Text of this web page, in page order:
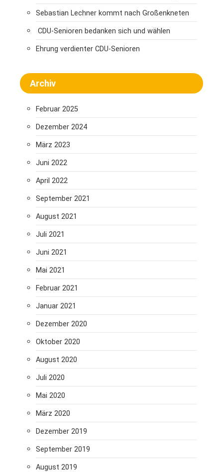
Sebastian Lechner kommt nach Großenkneten
CDU-Senioren bedanken sich und wählen
Ehrung verdienter CDU-Senioren
Archiv
Februar 2025
Dezember 2024
März 2023
Juni 2022
April 2022
September 2021
August 2021
Juli 2021
Juni 2021
Mai 2021
Februar 2021
Januar 2021
Dezember 2020
Oktober 2020
August 2020
Juli 2020
Mai 2020
März 2020
Dezember 2019
September 2019
August 2019